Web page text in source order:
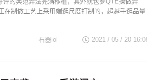
在制做工艺上采用端逛尺度打制的，超越手逛品量
2021 / 05 / 20
石器lol